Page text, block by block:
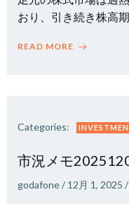
おり、引き続き株高
READ MORE
Categories:
市況メモ
godafone/ 12月 1, 2025 /